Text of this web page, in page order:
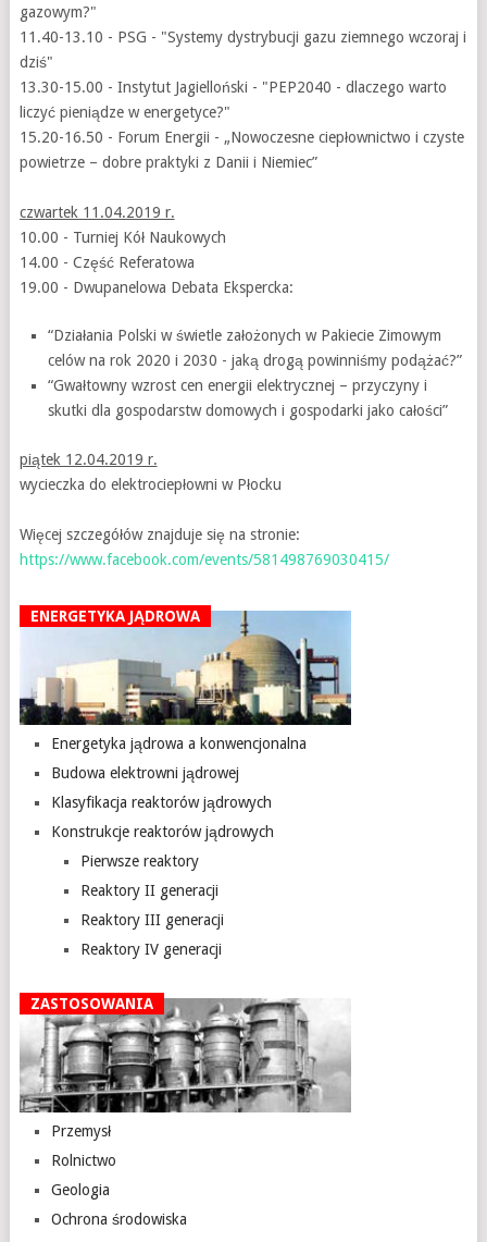
gazowym?"
11.40-13.10 - PSG - "Systemy dystrybucji gazu ziemnego wczoraj i
dziś"
13.30-15.00 - Instytut Jagielloński - "PEP2040 - dlaczego warto
liczyć pieniądze w energetyce?"
15.20-16.50 - Forum Energii - „Nowoczesne ciepłownictwo i czyste
powietrze – dobre praktyki z Danii i Niemiec”
czwartek 11.04.2019 r.
10.00 - Turniej Kół Naukowych
14.00 - Część Referatowa
19.00 - Dwupanelowa Debata Ekspercka:
“Działania Polski w świetle założonych w Pakiecie Zimowym
celów na rok 2020 i 2030 - jaką drogą powinniśmy podążać?”
“Gwałtowny wzrost cen energii elektrycznej – przyczyny i
skutki dla gospodarstw domowych i gospodarki jako całości”
piątek 12.04.2019 r.
wycieczka do elektrociepłowni w Płocku
Więcej szczegółów znajduje się na stronie:
https://www.facebook.com/events/581498769030415/
ENERGETYKA JĄDROWA
Energetyka jądrowa a konwencjonalna
Budowa elektrowni jądrowej
Klasyfikacja reaktorów jądrowych
Konstrukcje reaktorów jądrowych
Pierwsze reaktory
Reaktory II generacji
Reaktory III generacji
Reaktory IV generacji
ZASTOSOWANIA
Przemysł
Rolnictwo
Geologia
Ochrona środowiska